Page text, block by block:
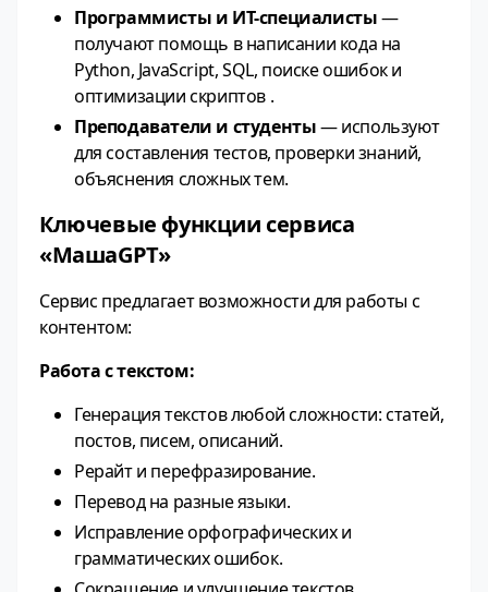
Программисты и ИТ-специалисты—
получают помощь в написании кода на
Python, JavaScript, SQL, поиске ошибок и
оптимизации скриптов .
Преподаватели и студенты— используют
для составления тестов, проверки знаний,
объяснения сложных тем.
Ключевые функции сервиса
«МашаGPT»
Сервис предлагает возможности для работы с
контентом:
Работа с текстом:
Генерация текстов любой сложности: статей,
постов, писем, описаний.
Рерайт и перефразирование.
Перевод на разные языки.
Исправление орфографических и
грамматических ошибок.